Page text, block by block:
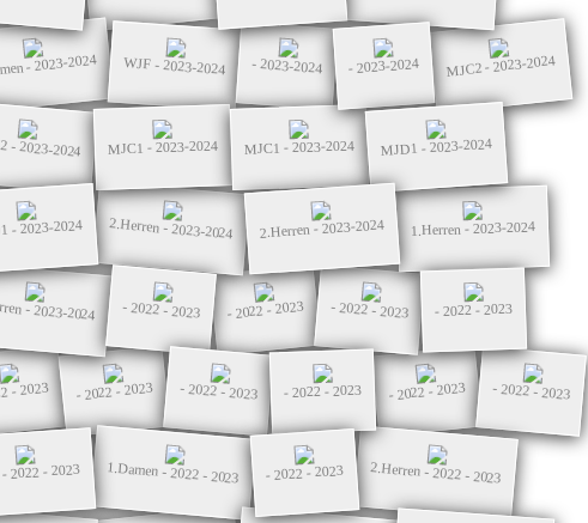
- 2023-2024 WJF - 2023-2024 - 2023-2024 - 2023-2024 MJC2 - 2023-2024
- 2023-2024 MJC1 - 2023-2024 MJC1 - 2023-2024 MJD1 - 2023-2024
- 2023-2024 2.Herren - 2023-2024 2.Herren - 2023-2024 1.Herren - 2023-2024
- 2023-2024 - 2022 - 2023 - 2022 - 2023 - 2022 - 2023 - 2022 - 2023
- 2023 - 2022 - 2023 - 2022 - 2023 - 2022 - 2023 - 2022 - 2023 - 2022 - 2023
2022 - 2023 1.Damen - 2022 - 2023 - 2022 - 2023 2.Herren - 2022 - 2023